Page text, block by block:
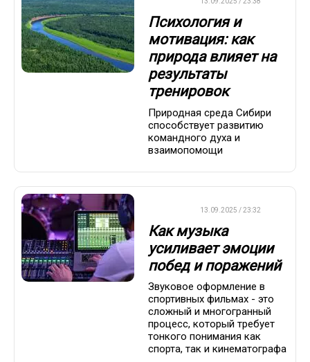
Психология и
мотивация: как
природа влияет на
результаты
тренировок
Природная среда Сибири
способствует развитию
командного духа и
взаимопомощи
13.09.2025 / 23:32
Как музыка
усиливает эмоции
побед и поражений
Звуковое оформление в
спортивных фильмах - это
сложный и многогранный
процесс, который требует
тонкого понимания как
спорта, так и кинематографа